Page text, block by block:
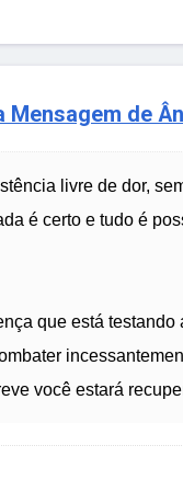
Mensagem de
livre de dor,
é certo e tudo é
que está testando
você estará